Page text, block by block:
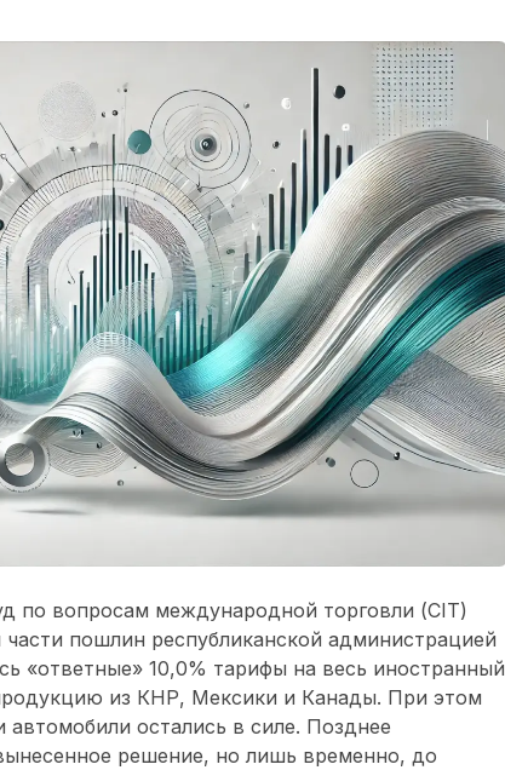
по вопросам международной торговли (CIT)
пошлин республиканской администрацией
«ответные» 10,0% тарифы на весь иностранный
из КНР, Мексики и Канады. При этом
остались в силе. Позднее
решение, но лишь временно, до